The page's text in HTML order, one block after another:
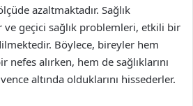
azaltmaktadır. Sağlık
ve geçici sağlık problemleri, etkili bir
Böylece, bireyler hem
nefes alırken, hem de sağlıklarını
altında olduklarını hissederler.